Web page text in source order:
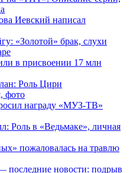
Иевский написал
«Золотой» брак, слухи
в присвоении 17 млн
Роль Цири
фото
награду «МУЗ-ТВ»
Роль в «Ведьмаке», личная
пожаловалась на травлю
последние новости: подрыв